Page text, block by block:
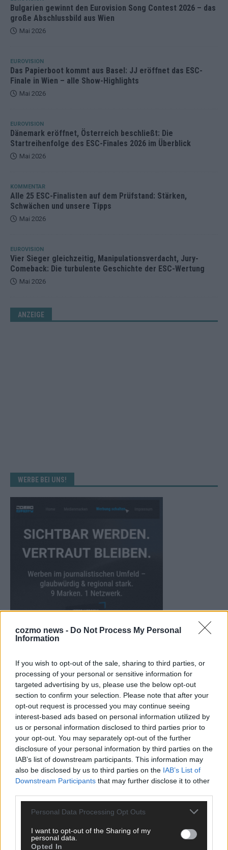
cozmo news - Do Not Process My Personal
Information
If you wish to opt-out of the sale, sharing to third parties, or
processing of your personal or sensitive information for
targeted advertising by us, please use the below opt-out
section to confirm your selection. Please note that after your
opt-out request is processed you may continue seeing
interest-based ads based on personal information utilized by
us or personal information disclosed to third parties prior to
your opt-out. You may separately opt-out of the further
disclosure of your personal information by third parties on the
IAB’s list of downstream participants. This information may
also be disclosed by us to third parties on the IAB’s List of
Downstream Participants that may further disclose it to other
Personal Data Processing Opt Outs
I want to opt-out of the Sharing of my
personal data.
Opted In
Bulgarien gewinnt den Eurovision Song Contest 2026 – das
große Abschlussbild aus Wien
Mai 2026
EUROVISION
Das Papierboot kommt aus Basel: JJ eröffnet das ESC-
Finale in Wien – alle Show-Highlights
Mai 2026
EUROVISION
Dänemark eröffnet, Österreich beschließt: Die
Startreihenfolge des ESC-Finales 2026 im Überblick
Mai 2026
KOMMENTAR
Alle 25 ESC-Finalisten auf dem Prüfstand: Stärken,
Schwächen und unsere Tipps
Mai 2026
EUROVISION
Vier Sieger gleichzeitig, Manipulationsverdacht, Jury-
Comeback: Die turbulente Geschichte der ESC-Wertung
Mai 2026
ANZEIGE
WERBE BEI UNS!
KEINE NEWS MEHR VERPASSEN